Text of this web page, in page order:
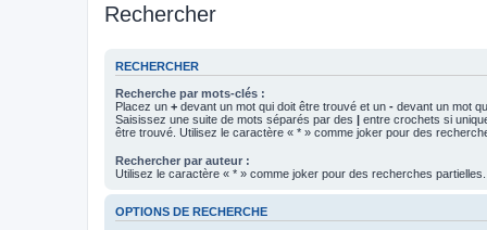
Rechercher
RECHERCHER
Recherche par mots-clés :
Placez un + devant un mot qui doit être trouvé et un - devant un mot
Saisissez une suite de mots séparés par des | entre crochets si
être trouvé. Utilisez le caractère « * » comme joker pour des
Rechercher par auteur :
Utilisez le caractère « * » comme joker pour des recherches partielles.
OPTIONS DE RECHERCHE